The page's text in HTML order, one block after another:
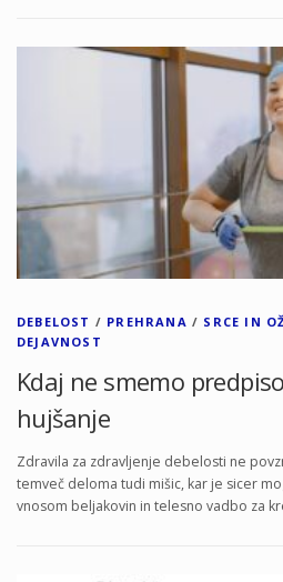
DEBELOST / PREHRANA / SRCE IN
DEJAVNOST
Kdaj ne smemo
hujšanje
Zdravila za zdravljenje debelosti ne
temveč deloma tudi mišic, kar je sicer
vnosom beljakovin in telesno vadbo za